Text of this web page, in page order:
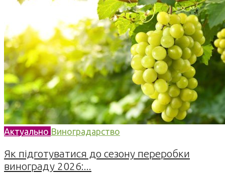
Актуально Виноградарство
Як підготуватися до сезону переробки
винограду 2026:...